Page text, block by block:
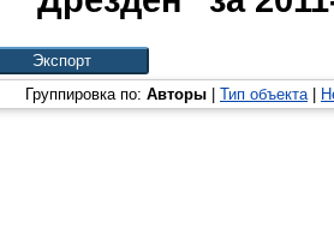
Группировка по: Авторы Тип объекта|